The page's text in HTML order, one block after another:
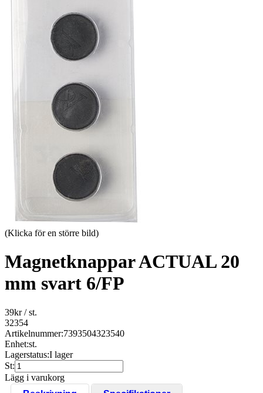
(Klicka för en större bild)
Magnetknappar ACTUAL 20
mm svart 6/FP
39kr/ st.
32354
Artikelnummer:7393504323540
Enhet:st.
Lagerstatus:I lager
St:
Lägg i varukorg